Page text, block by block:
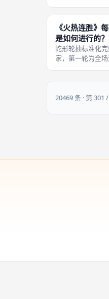
充手牌恢复固定
局每名玩家初始
《火热连胜》
是如何进行的？
蛇形轮抽标准化
家，第一轮为全
20469 条 · 第 301